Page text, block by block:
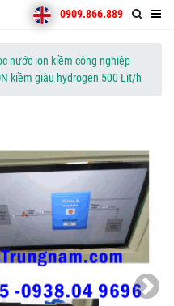
0909.866.889
nước ion kiềm công nghiệp
kiềm giàu hydrogen 500 Lit/h